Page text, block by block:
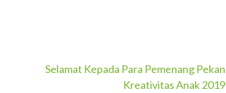
Selamat Kepada Para Pemenang Pekan
Kreativitas Anak 2019